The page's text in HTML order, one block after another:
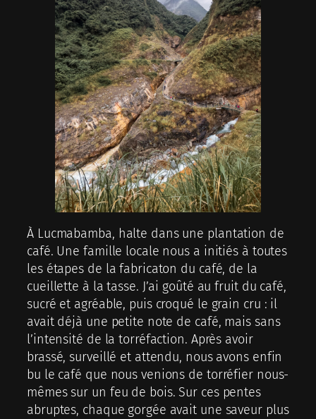
À Lucmabamba, halte dans une plantation de
café. Une famille locale nous a initiés à toutes
les étapes de la fabricaton du café, de la
cueillette à la tasse. J’ai goûté au fruit du café,
sucré et agréable, puis croqué le grain cru : il
avait déjà une petite note de café, mais sans
l’intensité de la torréfaction. Après avoir
brassé, surveillé et attendu, nous avons enfin
bu le café que nous venions de torréfier nous-
mêmes sur un feu de bois. Sur ces pentes
abruptes, chaque gorgée avait une saveur plus